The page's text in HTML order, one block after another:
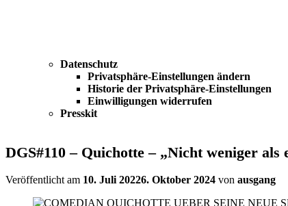
Datenschutz
Privatsphäre-Einstellungen ändern
Historie der Privatsphäre-Einstellungen
Einwilligungen widerrufen
Presskit
DGS#110 – Quichotte – „Nicht weniger als
Veröffentlicht am 10. Juli 20226. Oktober 2024 von ausgang